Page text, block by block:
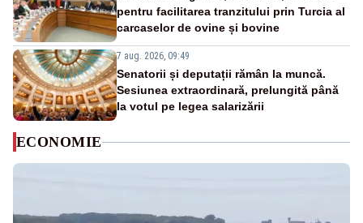
pentru facilitarea tranzitului prin Turcia al
carcaselor de ovine și bovine
7 aug. 2026, 09:49
Senatorii și deputații rămân la muncă.
Sesiunea extraordinară, prelungită până
la votul pe legea salarizării
ECONOMIE